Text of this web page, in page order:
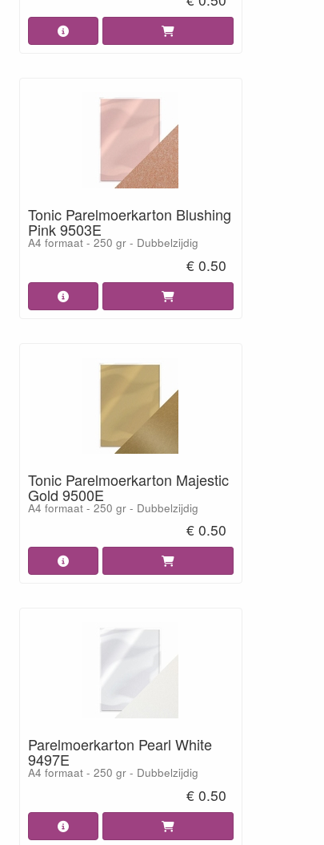
Tonic Parelmoerkarton Blushing
Pink 9503E
A4 formaat - 250 gr - Dubbelzijdig
€ 0.50
Tonic Parelmoerkarton Majestic
Gold 9500E
A4 formaat - 250 gr - Dubbelzijdig
€ 0.50
Parelmoerkarton Pearl White
9497E
A4 formaat - 250 gr - Dubbelzijdig
€ 0.50